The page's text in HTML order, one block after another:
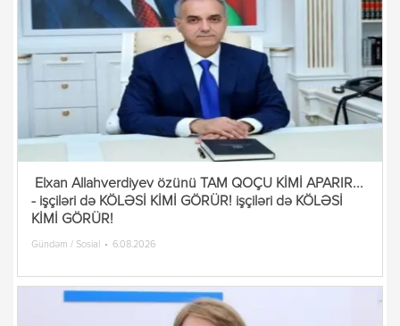
Elxan Allahverdiyev özünü TAM QOÇU KİMİ APARIR...
- işçiləri də KÖLƏSİ KİMİ GÖRÜR! işçiləri də KÖLƏSİ
KİMİ GÖRÜR!
Gündəm / Sosial 6.08.2026